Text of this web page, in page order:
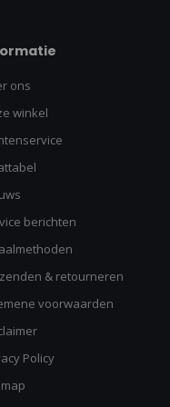
ons
winkel
berichten
& retourneren
voorwaarden
Policy